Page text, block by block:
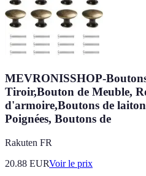
MEVRONISSHOP-
Tiroir,Bouton de Meuble,
d'armoire,Boutons de
Poignées, Boutons de
Rakuten FR
20.88 EURVoir le prix